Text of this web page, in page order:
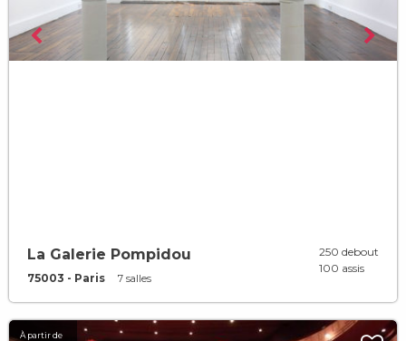
La Galerie Pompidou
75003 - Paris 7 salles
250 debout
100 assis
À partir de